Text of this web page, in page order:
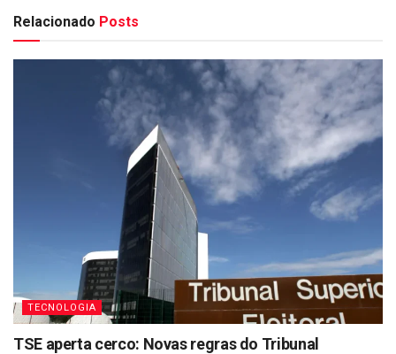
Relacionado Posts
TECNOLOGIA
TSE aperta cerco: Novas regras do Tribunal